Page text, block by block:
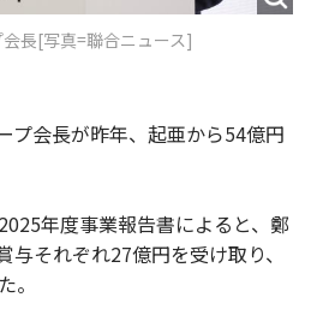
長[写真=聯合ニュース]
プ会長が昨年、起亜から54億円
年度事業報告書によると、鄭
それぞれ27億円を受け取り、
。